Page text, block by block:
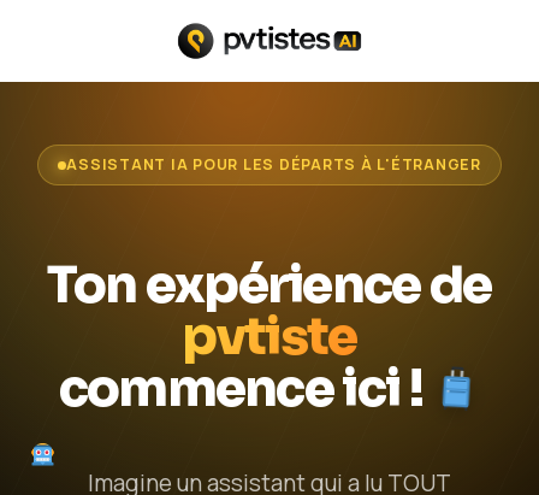
ASSISTANT IA POUR LES DÉPARTS À L'ÉTRANGER
Ton expérience de
pvtiste
commence ici !
Imagine un assistant qui a lu TOUT